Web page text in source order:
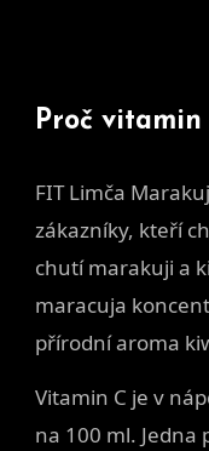
Proč
FIT Limča
zákazníky, kteří
chutí marakuji a
maracuja
přírodní aroma
Vitamin C je v
na 100 ml. Jedna